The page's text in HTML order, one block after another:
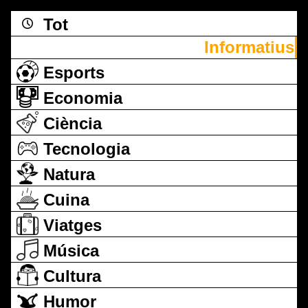
Tot
Informatius
Esports
Economia
Ciència
Tecnologia
Natura
Cuina
Viatges
Música
Cultura
Humor